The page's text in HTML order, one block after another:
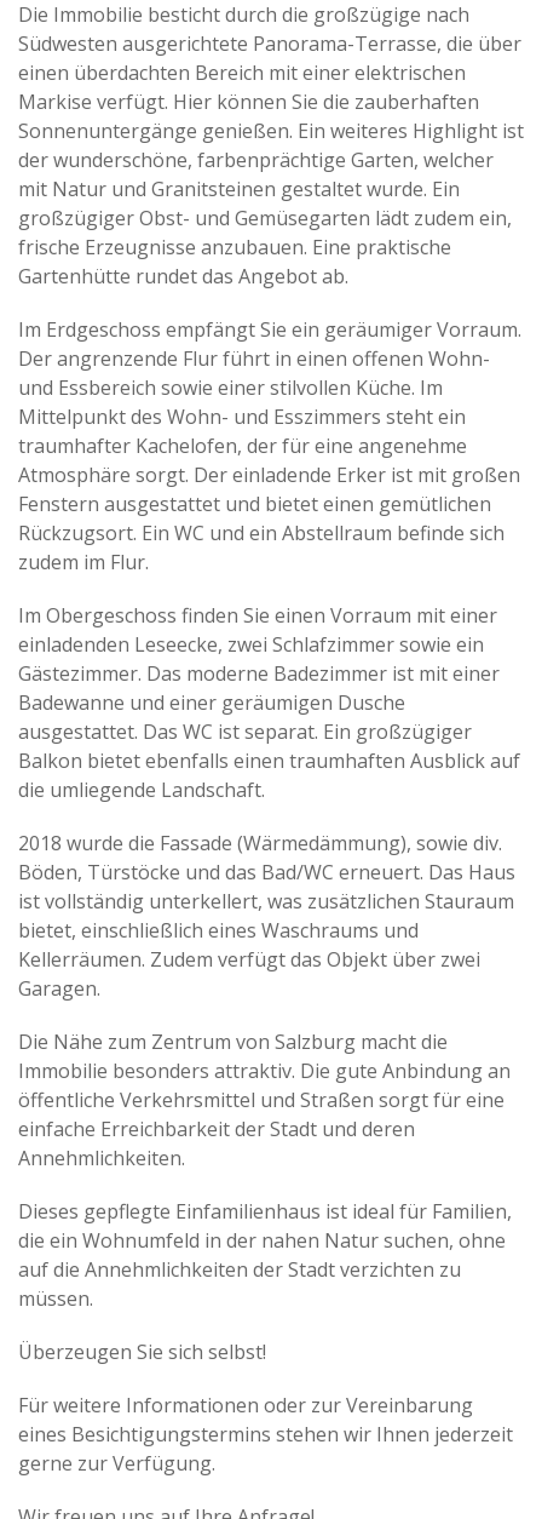
Die Immobilie besticht durch die großzügige nach
Südwesten ausgerichtete Panorama-Terrasse, die über
einen überdachten Bereich mit einer elektrischen
Markise verfügt. Hier können Sie die zauberhaften
Sonnenuntergänge genießen. Ein weiteres Highlight ist
der wunderschöne, farbenprächtige Garten, welcher
mit Natur und Granitsteinen gestaltet wurde. Ein
großzügiger Obst- und Gemüsegarten lädt zudem ein,
frische Erzeugnisse anzubauen. Eine praktische
Gartenhütte rundet das Angebot ab.
Im Erdgeschoss empfängt Sie ein geräumiger Vorraum.
Der angrenzende Flur führt in einen offenen Wohn-
und Essbereich sowie einer stilvollen Küche. Im
Mittelpunkt des Wohn- und Esszimmers steht ein
traumhafter Kachelofen, der für eine angenehme
Atmosphäre sorgt. Der einladende Erker ist mit großen
Fenstern ausgestattet und bietet einen gemütlichen
Rückzugsort. Ein WC und ein Abstellraum befinde sich
zudem im Flur.
Im Obergeschoss finden Sie einen Vorraum mit einer
einladenden Leseecke, zwei Schlafzimmer sowie ein
Gästezimmer. Das moderne Badezimmer ist mit einer
Badewanne und einer geräumigen Dusche
ausgestattet. Das WC ist separat. Ein großzügiger
Balkon bietet ebenfalls einen traumhaften Ausblick auf
die umliegende Landschaft.
2018 wurde die Fassade (Wärmedämmung), sowie div.
Böden, Türstöcke und das Bad/WC erneuert. Das Haus
ist vollständig unterkellert, was zusätzlichen Stauraum
bietet, einschließlich eines Waschraums und
Kellerräumen. Zudem verfügt das Objekt über zwei
Garagen.
Die Nähe zum Zentrum von Salzburg macht die
Immobilie besonders attraktiv. Die gute Anbindung an
öffentliche Verkehrsmittel und Straßen sorgt für eine
einfache Erreichbarkeit der Stadt und deren
Annehmlichkeiten.
Dieses gepflegte Einfamilienhaus ist ideal für Familien,
die ein Wohnumfeld in der nahen Natur suchen, ohne
auf die Annehmlichkeiten der Stadt verzichten zu
müssen.
Überzeugen Sie sich selbst!
Für weitere Informationen oder zur Vereinbarung
eines Besichtigungstermins stehen wir Ihnen jederzeit
gerne zur Verfügung.